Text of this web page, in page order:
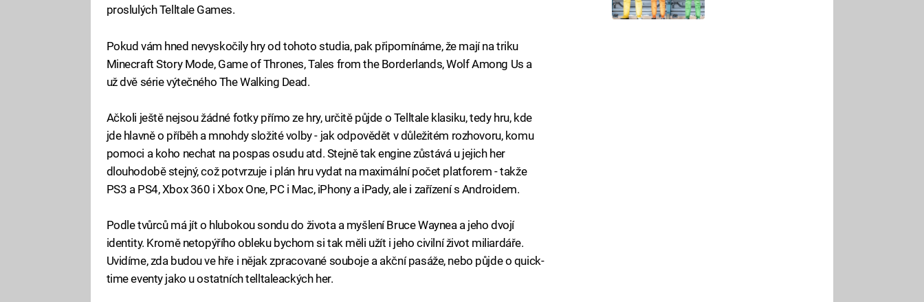
proslulých Telltale Games.
Pokud vám hned nevyskočily hry od tohoto studia, pak připomínáme, že mají na triku
Minecraft Story Mode, Game of Thrones, Tales from the Borderlands, Wolf Among Us a
už dvě série výtečného The Walking Dead.
Ačkoli ještě nejsou žádné fotky přímo ze hry, určitě půjde o Telltale klasiku, tedy hru, kde
jde hlavně o příběh a mnohdy složité volby - jak odpovědět v důležitém rozhovoru, komu
pomoci a koho nechat na pospas osudu atd. Stejně tak engine zůstává u jejich her
dlouhodobě stejný, což potvrzuje i plán hru vydat na maximální počet platforem - takže
PS3 a PS4, Xbox 360 i Xbox One, PC i Mac, iPhony a iPady, ale i zařízení s Androidem.
Podle tvůrců má jít o hlubokou sondu do života a myšlení Bruce Waynea a jeho dvojí
identity. Kromě netopýřího obleku bychom si tak měli užít i jeho civilní život miliardáře.
Uvidíme, zda budou ve hře i nějak zpracované souboje a akční pasáže, nebo půjde o quick-
time eventy jako u ostatních telltaleackých her.